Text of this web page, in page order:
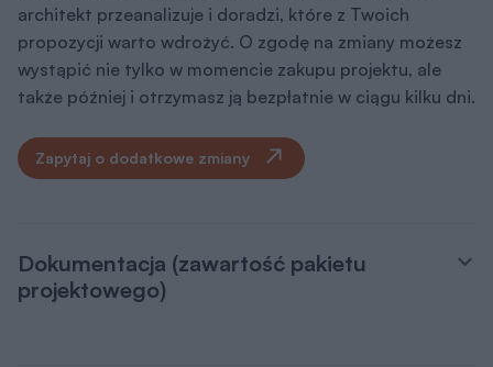
architekt przeanalizuje i doradzi, które z Twoich
propozycji warto wdrożyć. O zgodę na zmiany możesz
wystąpić nie tylko w momencie zakupu projektu, ale
także później i otrzymasz ją bezpłatnie w ciągu kilku dni.
Zapytaj o dodatkowe zmiany
Dokumentacja (zawartość pakietu
projektowego)